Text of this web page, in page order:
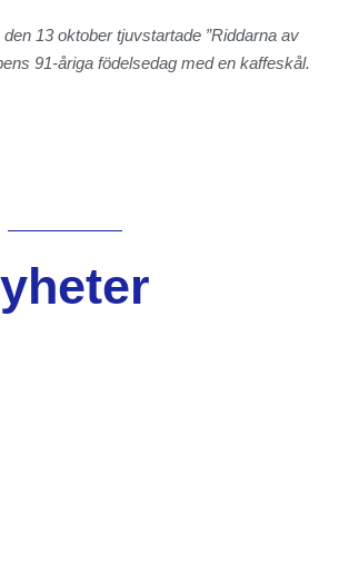
13 oktober tjuvstartade ”Riddarna av
91-åriga födelsedag med en kaffeskål.